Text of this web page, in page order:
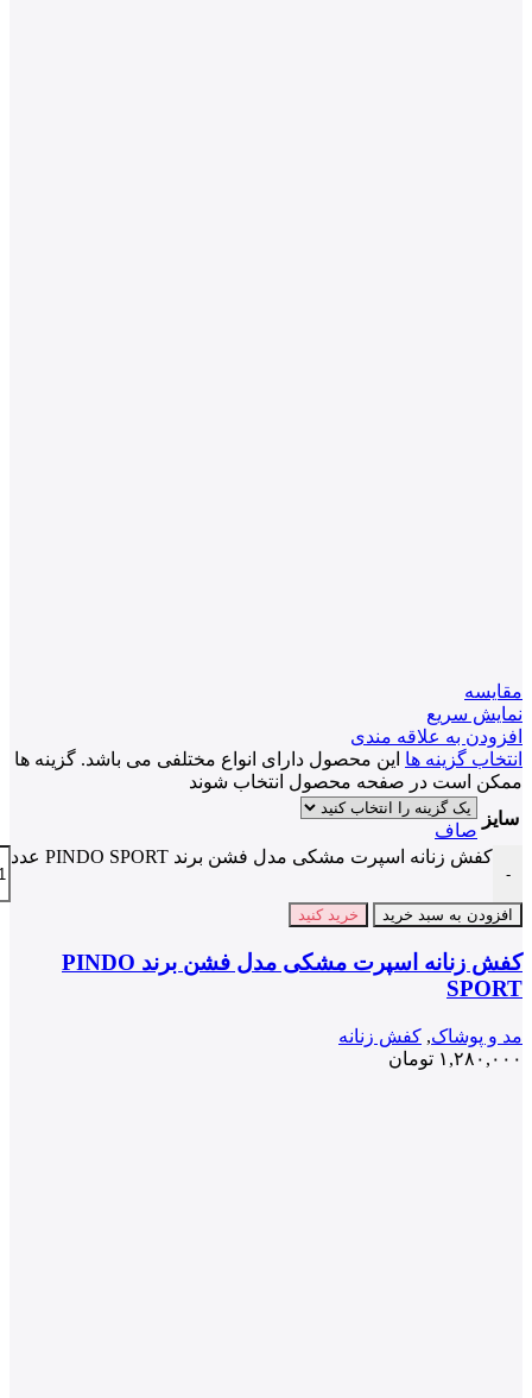
مقايسه
نمایش سریع
افزودن به علاقه مندی
انتخاب گزینه ها این محصول دارای انواع مختلفی می باشد. گزینه ها
ممکن است در صفحه محصول انتخاب شوند
سایز
صاف
-
کفش زنانه اسپرت مشکی مدل فشن برند PINDO SPORT عدد
افزودن به سبد خرید خرید کنید
کفش زنانه اسپرت مشکی مدل فشن برند PINDO
SPORT
مد و پوشاک, کفش زنانه
۱,۲۸۰,۰۰۰ تومان